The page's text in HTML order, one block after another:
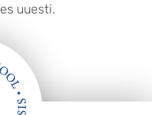
uuesti.